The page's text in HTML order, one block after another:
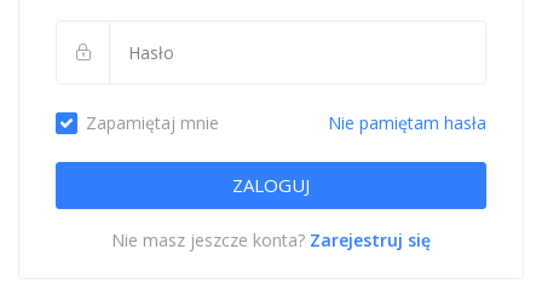
Zapamiętaj mnie Nie pamiętam hasła
Nie masz jeszcze konta? Zarejestruj się